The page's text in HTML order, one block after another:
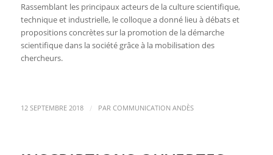
Rassemblant les principaux acteurs de la culture scientifique,
technique et industrielle, le colloque a donné lieu à débats et
propositions concrètes sur la promotion de la démarche
scientifique dans la société grâce à la mobilisation des
chercheurs.
12 SEPTEMBRE 2018 / PAR COMMUNICATION ANDÈS